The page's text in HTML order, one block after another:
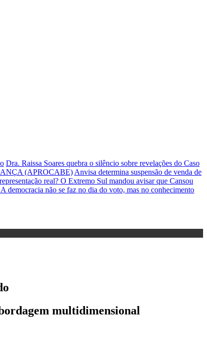
Dra. Raissa Soares quebra o silêncio sobre revelações do Caso
(APROCABE) Anvisa determina suspensão de venda de
real? O Extremo Sul mandou avisar que Cansou
A democracia não se faz no dia do voto, mas no conhecimento
multidimensional